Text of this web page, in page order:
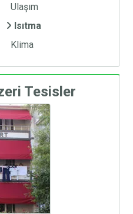
Ulaşım
Isıtma
Klima
Tesisler